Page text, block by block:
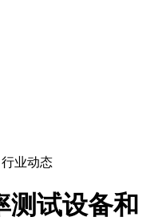
行业动态
测试设备和